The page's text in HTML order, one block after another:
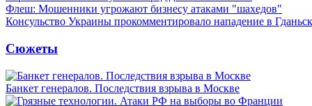
Флеш: Мошенники угрожают бизнесу атаками "шахедов"
Консульство Украины прокомментировало нападение в
Сюжеты
Банкет генералов. Последствия взрыва в Москве